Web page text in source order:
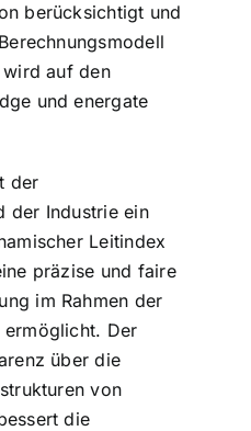
berücksichtigt und
auf den
und energate
der
der Industrie ein
Leitindex
präzise und faire
im Rahmen der
Der
über die
von
die